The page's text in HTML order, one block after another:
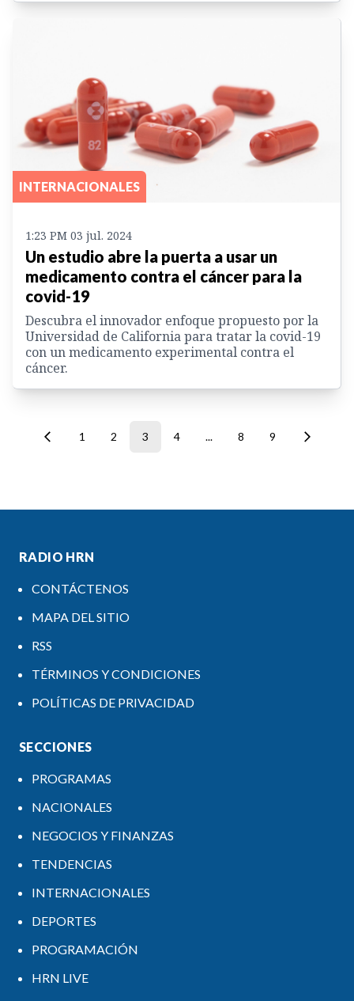
INTERNACIONALES
1:23 PM 03 jul. 2024
Un estudio abre la puerta a usar un
medicamento contra el cáncer para la
covid-19
Descubra el innovador enfoque propuesto por la
Universidad de California para tratar la covid-19
con un medicamento experimental contra el
cáncer.
1 2 3 4 ... 8 9
RADIO HRN
CONTÁCTENOS
MAPA DEL SITIO
RSS
TÉRMINOS Y CONDICIONES
POLÍTICAS DE PRIVACIDAD
SECCIONES
PROGRAMAS
NACIONALES
NEGOCIOS Y FINANZAS
TENDENCIAS
INTERNACIONALES
DEPORTES
PROGRAMACIÓN
HRN LIVE